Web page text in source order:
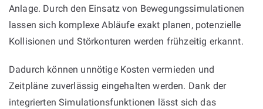
Anlage. Durch den Einsatz von Bewegungssimulationen
lassen sich komplexe Abläufe exakt planen, potenzielle
Kollisionen und Störkonturen werden frühzeitig erkannt.
Dadurch können unnötige Kosten vermieden und
Zeitpläne zuverlässig eingehalten werden. Dank der
integrierten Simulationsfunktionen lässt sich das